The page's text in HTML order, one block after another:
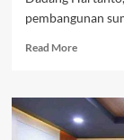
pembangunan
Read MoreRead
Kapolda
Maluku
dan